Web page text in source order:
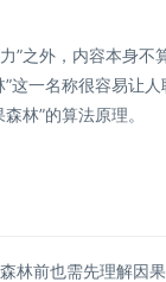
之外，内容本身不
这一名称很容易让
林”的算法原理。
林前也需先理解因果